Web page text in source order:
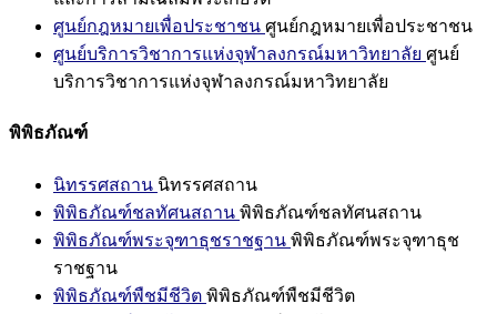
ศูนย์กฎหมายเพื่อประชาชน ศูนย์กฎหมายเพื่อประชาชน
ศูนย์บริการวิชาการแห่งจุฬาลงกรณ์มหาวิทยาลัย ศูนย์
บริการวิชาการแห่งจุฬาลงกรณ์มหาวิทยาลัย
พิพิธภัณฑ์
นิทรรศสถาน นิทรรศสถาน
พิพิธภัณฑ์ชลทัศนสถาน พิพิธภัณฑ์ชลทัศนสถาน
พิพิธภัณฑ์พระจุฑาธุชราชฐาน พิพิธภัณฑ์พระจุฑาธุช
ราชฐาน
พิพิธภัณฑ์พืชมีชีวิต พิพิธภัณฑ์พืชมีชีวิต